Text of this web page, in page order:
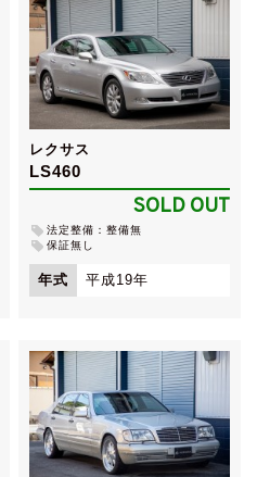
レクサス
LS460
SOLD OUT
法定整備：整備無
保証無し
年式 平成19年